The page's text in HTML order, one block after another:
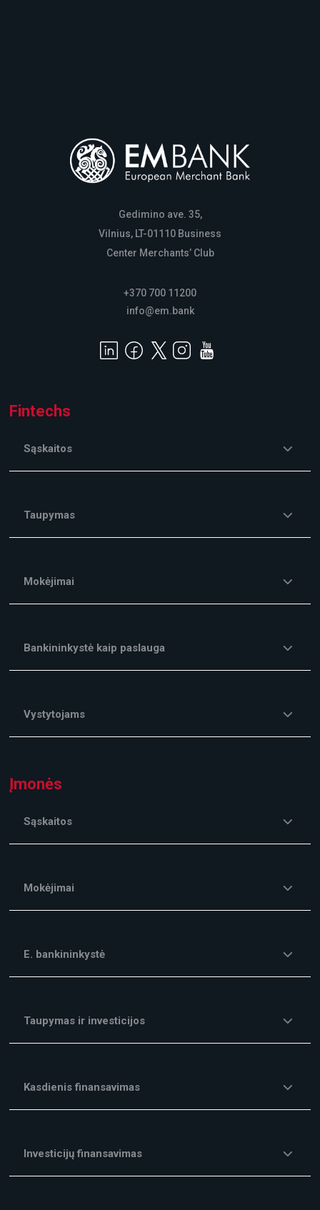
Gedimino ave. 35,
Vilnius, LT-01110 Business
Center Merchants’ Club
+370 700 11200
info@em.bank
Fintechs
Sąskaitos
Taupymas
Mokėjimai
Bankininkystė kaip paslauga
Vystytojams
Įmonės
Sąskaitos
Mokėjimai
E. bankininkystė
Taupymas ir investicijos
Kasdienis finansavimas
Investicijų finansavimas